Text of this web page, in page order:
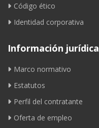
Código ético
Identidad corporativa
Información jurídica
Marco normativo
Estatutos
Perfil del contratante
Oferta de empleo